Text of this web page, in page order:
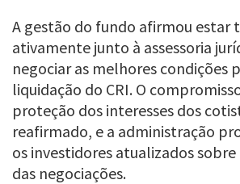
A gestão do fundo afirmou estar
ativamente junto à assessoria
negociar as melhores condições
liquidação do CRI. O
proteção dos interesses dos
reafirmado, e a administração
os investidores atualizados
das negociações.